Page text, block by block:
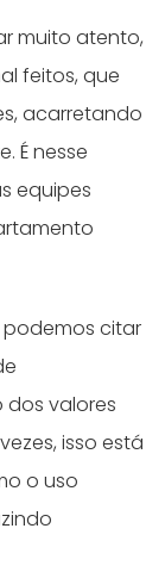
muito atento,
feitos, que
acarretando
É nesse
equipes
podemos citar
valores
isso está
o uso